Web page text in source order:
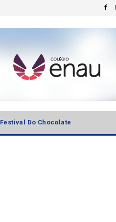
Festival Do Chocolate